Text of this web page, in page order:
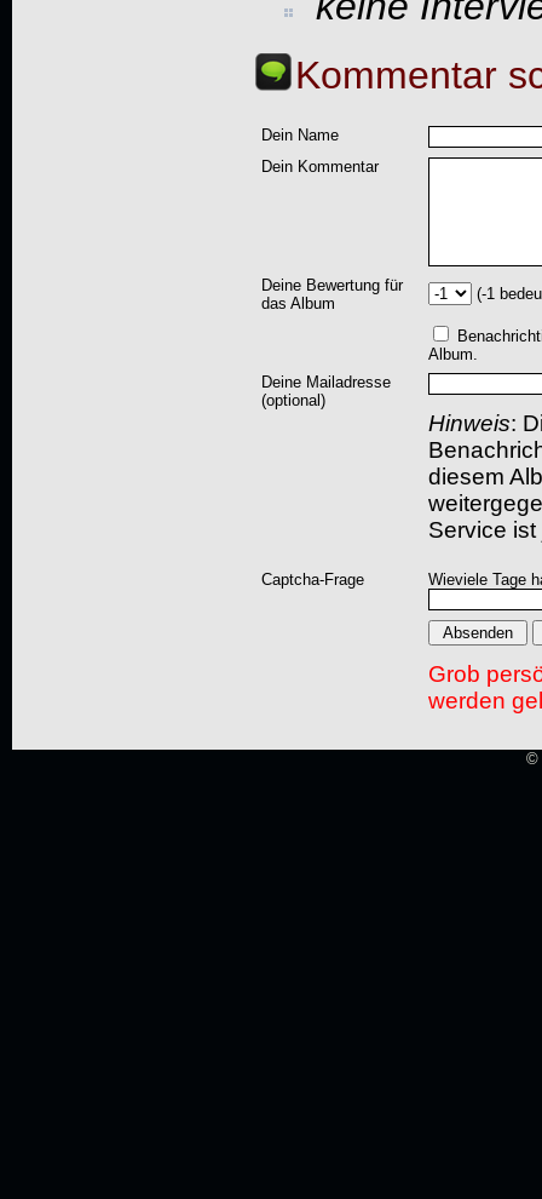
Kommentar
Dein Name
Dein Kommentar
Deine Bewertung für
das Album
(-1
Album.
Deine Mailadresse
(optional)
Hinweis:
diesem
Service
Captcha-Frage Wieviele Tage
Grob
werden
©